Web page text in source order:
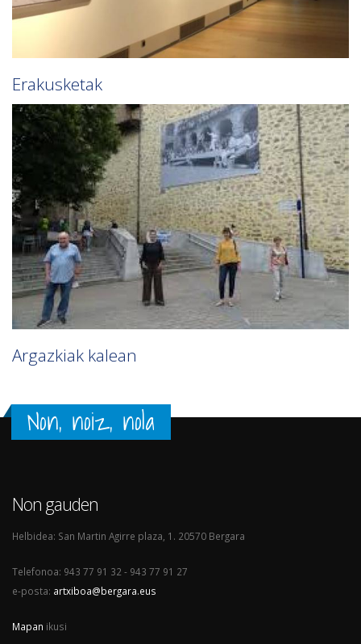
Erakusketak
Argazkiak kalean
Non, noiz, nola
Non gauden
Helbidea: San Martin Agirre plaza, 1. 20570 Bergara
Telefonoa: 943 77 91 32 - 943 77 91 27
e-posta: artxiboa@bergara.eus
Mapan ikusi